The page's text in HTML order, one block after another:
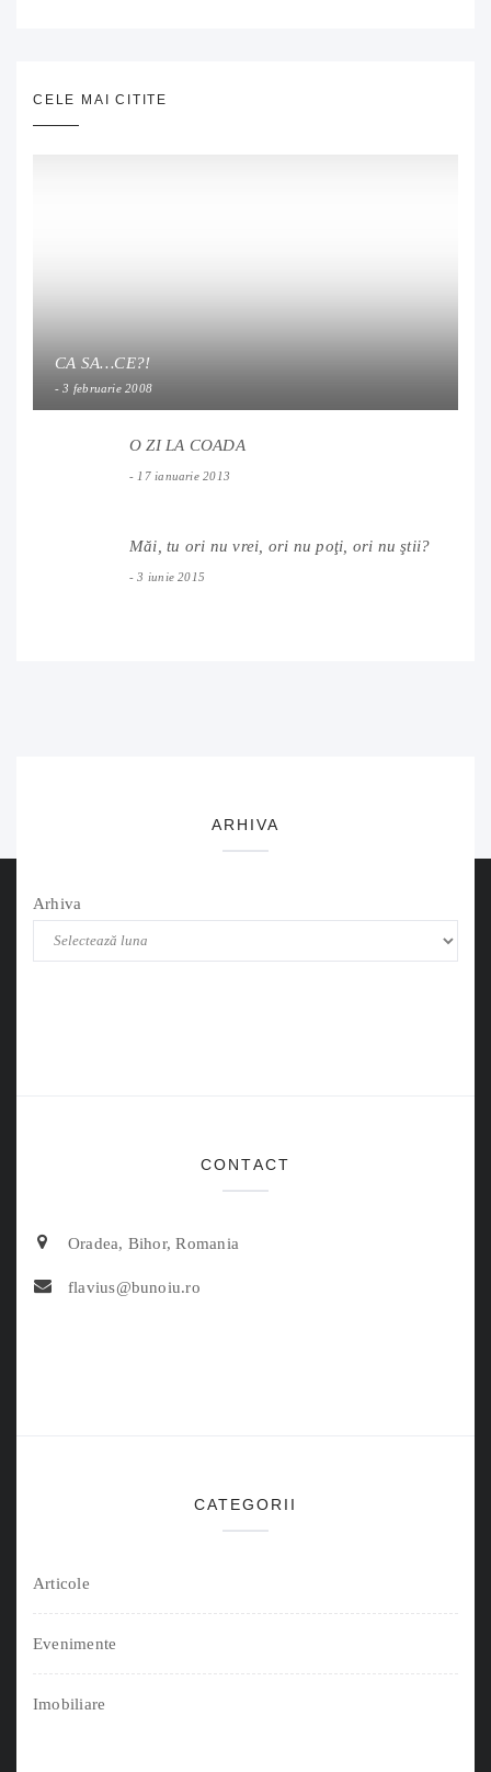
CELE MAI CITITE
CA SA…CE?!
3 februarie 2008
O ZI LA COADA
17 ianuarie 2013
Măi, tu ori nu vrei, ori nu poţi, ori nu ştii?
3 iunie 2015
ARHIVA
Arhiva
CONTACT
Oradea, Bihor, Romania
flavius@bunoiu.ro
CATEGORII
Articole
Evenimente
Imobiliare